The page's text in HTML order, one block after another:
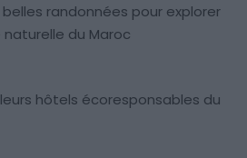
belles randonnées pour explorer
du Maroc
hôtels écoresponsables du